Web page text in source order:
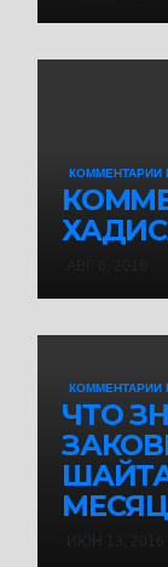
КОММЕНТАРИИ
КОММЕНТАРИИ
ЧТО